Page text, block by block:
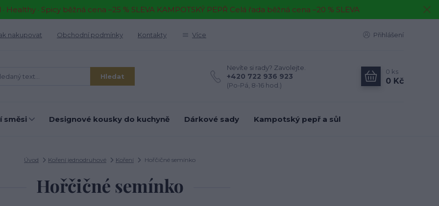
· Healthy · Spicy běžná cena –25 % SLEVA KAMPOTSKÝ PEPŘ Celá řada běžná cena –20 % SLEVA
nakupovat Obchodní podmínky Kontakty Více Přihlášení
Hledat
Nevíte si rady? Zavolejte.
+420 722 936 923
(Po-Pá, 8-16 hod.)
0 ks
0 Kč
směsi Designové kousky do kuchyně Dárkové sady Kampotský pepř a sůl
Úvod Koření jednodruhové Koření Hořčičné semínko
Hořčičné semínko